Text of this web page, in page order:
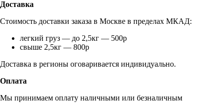
Доставка
Стоимость доставки заказа в Москве в пределах МКАД:
легкий груз — до 2,5кг — 500р
свыше 2,5кг — 800р
Доставка в регионы оговаривается индивидуально.
Оплата
Мы принимаем оплату наличными или безналичным